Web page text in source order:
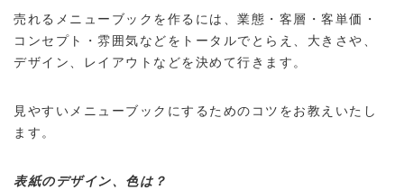
売れるメニューブックを作るには、業態・客層・客単価・
コンセプト・雰囲気などをトータルでとらえ、大きさや、
デザイン、レイアウトなどを決めて行きます。
見やすいメニューブックにするためのコツをお教えいたし
ます。
表紙のデザイン、色は？